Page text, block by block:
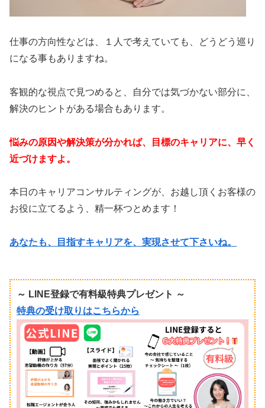
仕事の方向性などは、１人で考えていても、どうどう巡り
になる事もありますね。
客観的な視点で見つめると、自分では気づかない部分に、
解決のヒントがある場合もあります。
悩みの原因や解決策が分かれば、目標のキャリアに、早く
近づけますよ。
本日のキャリアコンサルティングが、お越し頂くお客様の
お役に立てるよう、精一杯つとめます！
あなたも、目指すキャリアを、実現させて下さいね。
～ LINE登録で有料級特典プレゼント ～
特典の受け取りはこちらから